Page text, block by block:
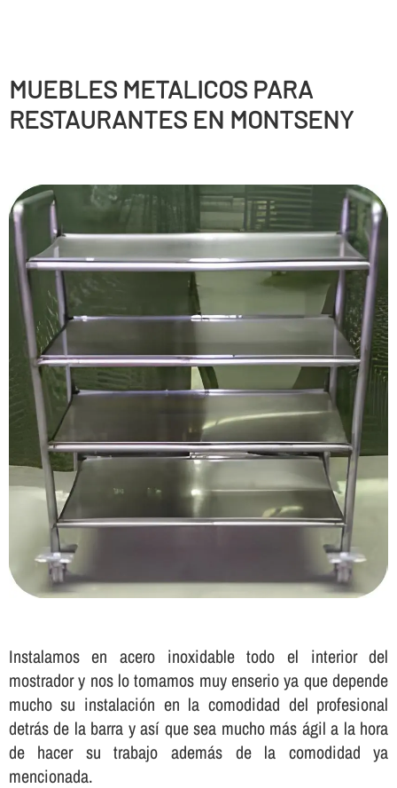
MUEBLES METALICOS PARA
RESTAURANTES EN MONTSENY
Instalamos en acero inoxidable todo el interior del
mostrador y nos lo tomamos muy enserio ya que depende
mucho su instalación en la comodidad del profesional
detrás de la barra y así­ que sea mucho más ágil a la hora
de hacer su trabajo además de la comodidad ya
mencionada.